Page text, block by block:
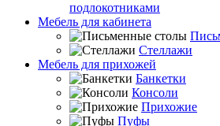
подлокотниками
Мебель для кабинета
Стеллажи
Мебель для прихожей
Банкетки
Консоли
Прихожие
Пуфы